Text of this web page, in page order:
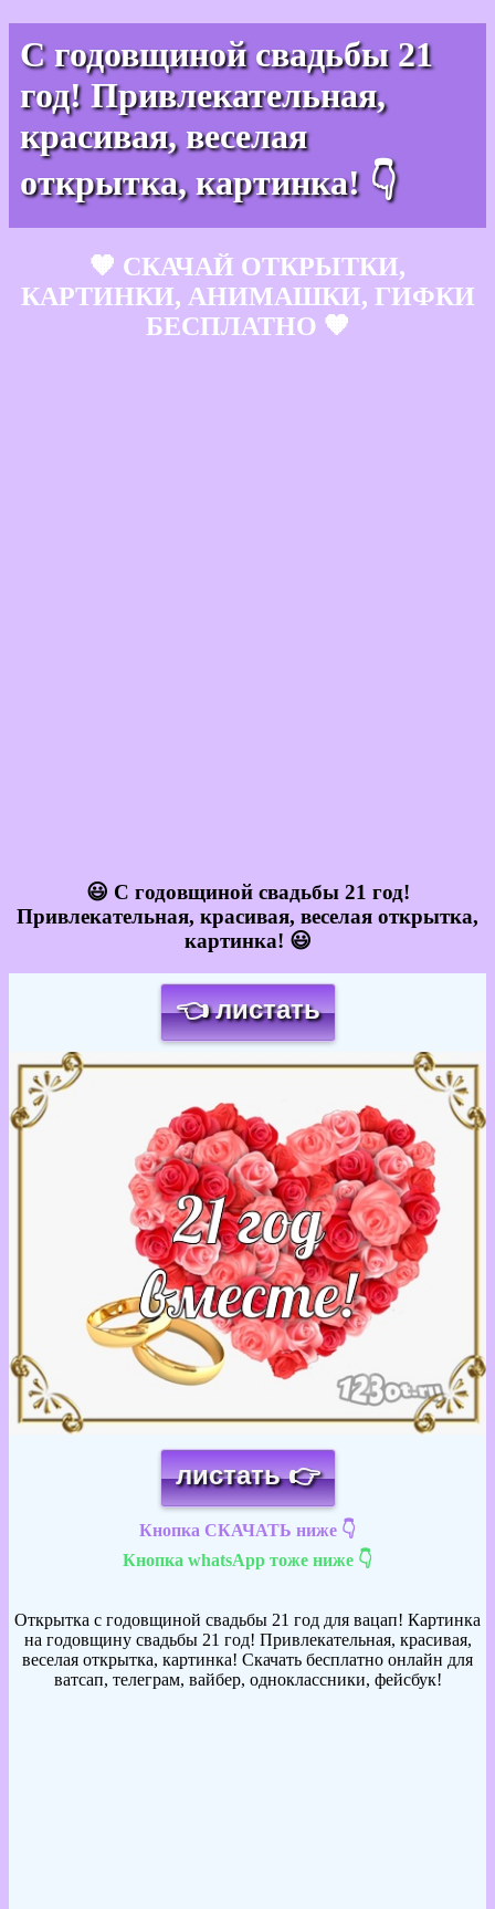
С годовщиной свадьбы 21
год! Привлекательная,
красивая, веселая
открытка, картинка! 👇
🧡 СКАЧАЙ ОТКРЫТКИ,
КАРТИНКИ, АНИМАШКИ, ГИФКИ
БЕСПЛАТНО 🧡
😃 С годовщиной свадьбы 21 год!
Привлекательная, красивая, веселая открытка,
картинка! 😃
👈 листать
листать 👉
Кнопка СКАЧАТЬ ниже 👇
Кнопка whatsApp тоже ниже 👇
Открытка с годовщиной свадьбы 21 год для вацап! Картинка
на годовщину свадьбы 21 год! Привлекательная, красивая,
веселая открытка, картинка! Скачать бесплатно онлайн для
ватсап, телеграм, вайбер, одноклассники, фейсбук!